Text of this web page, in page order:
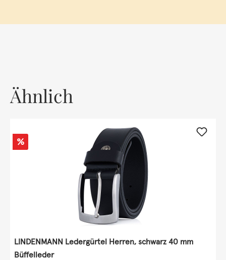
Ähnlich
Rabatt
%
LINDENMANN Ledergürtel Herren, schwarz 40 mm
Büffelleder